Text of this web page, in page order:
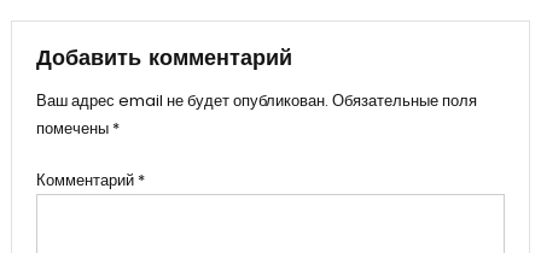
по
записям
Добавить комментарий
Ваш адрес email не будет опубликован. Обязательные поля
помечены *
Комментарий *